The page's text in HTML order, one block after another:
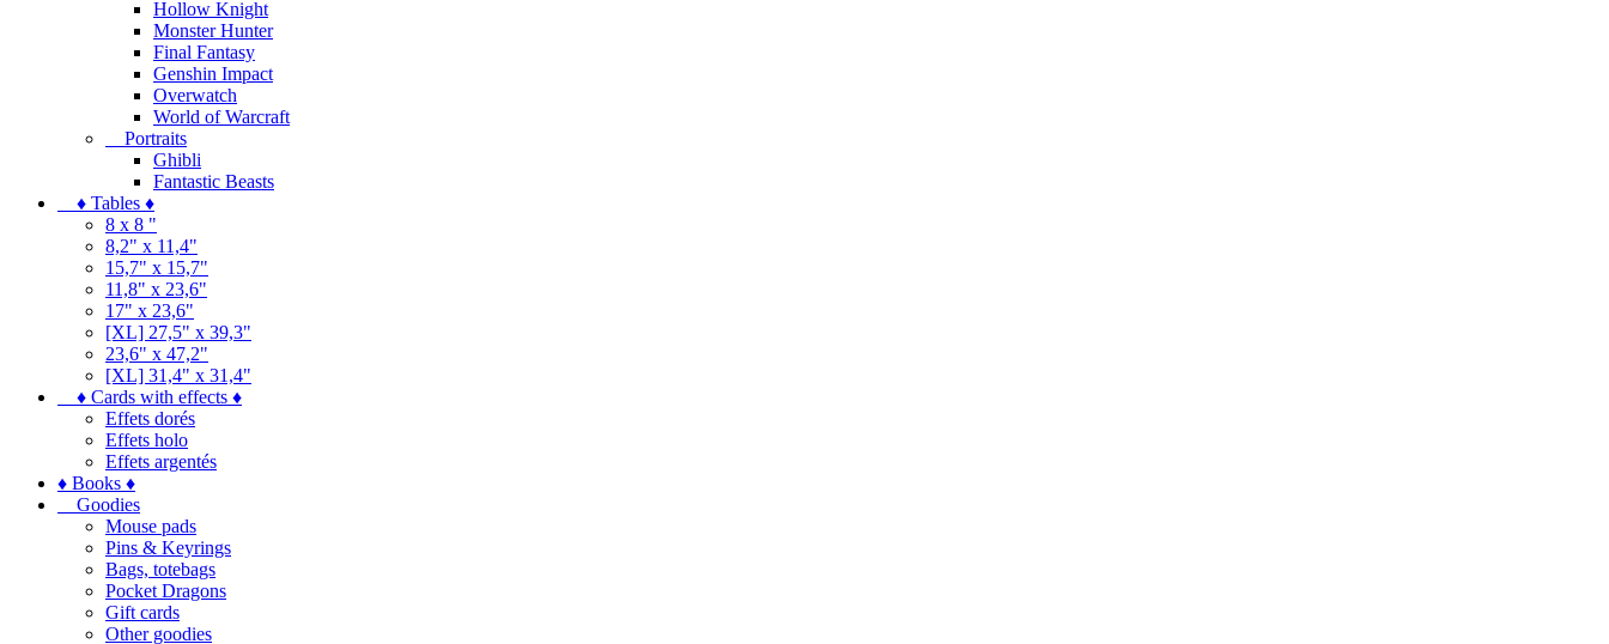
Hollow Knight
Monster Hunter
Final Fantasy
Genshin Impact
Overwatch
World of Warcraft
Portraits
Ghibli
Fantastic Beasts
♦ Tables ♦
8 x 8 "
8,2" x 11,4"
15,7" x 15,7"
11,8" x 23,6"
17" x 23,6"
[XL] 27,5" x 39,3"
23,6" x 47,2"
[XL] 31,4" x 31,4"
♦ Cards with effects ♦
Effets dorés
Effets holo
Effets argentés
♦ Books ♦
Goodies
Mouse pads
Pins & Keyrings
Bags, totebags
Pocket Dragons
Gift cards
Other goodies